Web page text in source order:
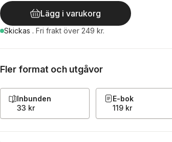
Lägg i varukorg
Skickas . Fri frakt över 249 kr.
Fler format och utgåvor
Inbunden
33 kr
E-bok
119 kr